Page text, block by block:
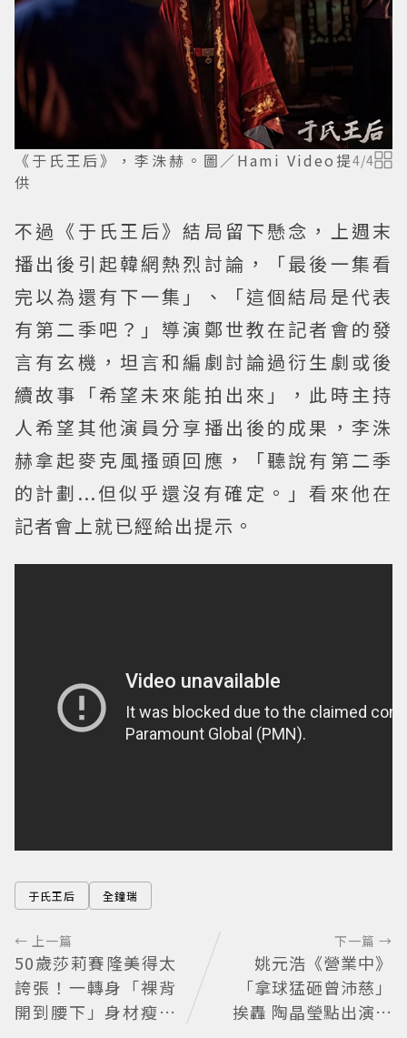
《于氏王后》，李洙赫。圖／Hami Video提
供
4/4
不過《于氏王后》結局留下懸念，上週末
播出後引起韓網熱烈討論，「最後一集看
完以為還有下一集」、「這個結局是代表
有第二季吧？」導演鄭世教在記者會的發
言有玄機，坦言和編劇討論過衍生劇或後
續故事「希望未來能拍出來」，此時主持
人希望其他演員分享播出後的成果，李洙
赫拿起麥克風搔頭回應，「聽說有第二季
的計劃...但似乎還沒有確定。」看來他在
記者會上就已經給出提示。
于氏王后 全鐘瑞
← 上一篇
50歲莎莉賽隆美得太
誇張！一轉身「裸背
開到腰下」身材瘦到
下一篇 →
姚元浩《營業中》
「拿球猛砸曾沛慈」
挨轟 陶晶瑩點出演藝